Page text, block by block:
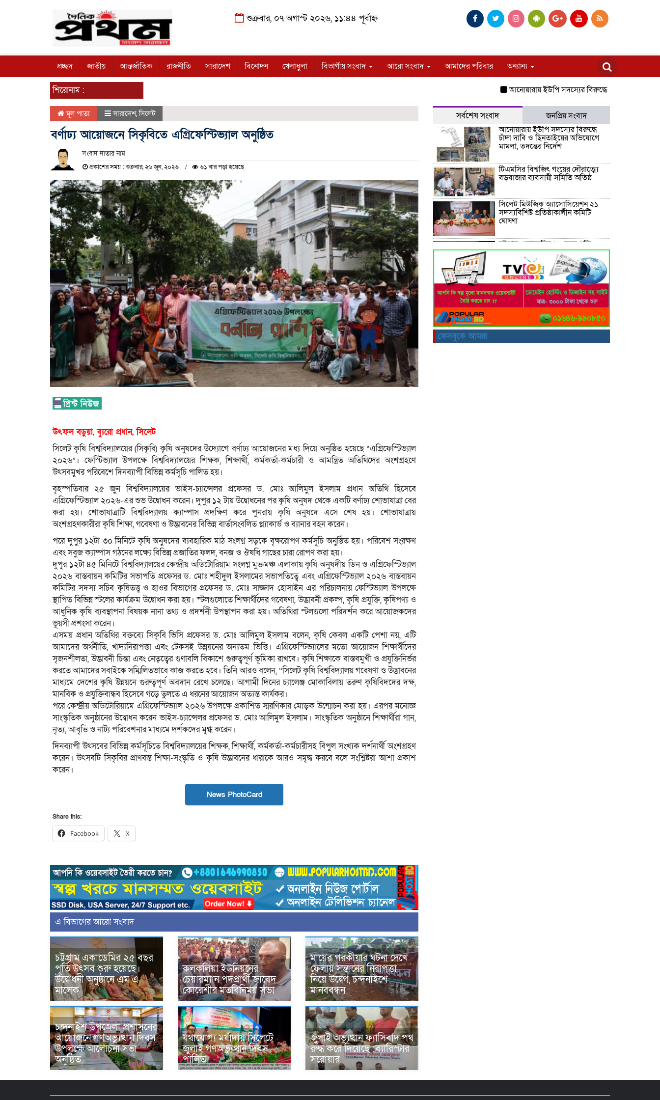
শুক্রবার, ০৭ অগাস্ট ২০২৬, ১১:৪৪ পূর্বাহ্ন
প্রচ্ছদ জাতীয় আন্তর্জাতিক রাজনীতি সারাদেশ বিনোদন খেলাধুলা বিভাগীয় সংবাদ আরো সংবাদ আমাদের পরিবার অন্যান্য
শিরোনাম : আনোয়ারায় ইউপি সদস্যের বিরুদ্ধে চাঁদা দাবি ও
মূল পাতা সারাদেশ,সিলেট
বর্ণাঢ্য আয়োজনে সিকৃবিতে এগ্রিফেস্টিভ্যাল অনুষ্ঠিত
সংবাদ দাতার নাম
প্রকাশের সময় : শুক্রবার, ২৬ জুন, ২০২৬ ৬১ বার পড়া হয়েছে
উৎফল বড়ুয়া, ব্যুরো প্রধান, সিলেট
সিলেট কৃষি বিশ্ববিদ্যালয়ের (সিকৃবি) কৃষি অনুষদের উদ্যোগে বর্ণাঢ্য আয়োজনের মধ্য দিয়ে অনুষ্ঠিত হয়েছে “এগ্রিফেস্টিভ্যাল
২০২৬”। ফেস্টিভ্যাল উপলক্ষে বিশ্ববিদ্যালয়ের শিক্ষক, শিক্ষার্থী, কর্মকর্তা-কর্মচারী ও আমন্ত্রিত অতিথিদের অংশগ্রহণে
উৎসবমুখর পরিবেশে দিনব্যাপী বিভিন্ন কর্মসূচি পালিত হয়।
বৃহস্পতিবার ২৫ জুন বিশ্ববিদ্যালয়ের ভাইস-চ্যান্সেলর প্রফেসর ড. মোঃ আলিমুল ইসলাম প্রধান অতিথি হিসেবে
এগ্রিফেস্টিভ্যাল ২০২৬-এর শুভ উদ্বোধন করেন। দুপুর ১২ টায় উদ্বোধনের পর কৃষি অনুষদ থেকে একটি বর্ণাঢ্য শোভাযাত্রা বের
করা হয়। শোভাযাত্রাটি বিশ্ববিদ্যালয় ক্যাম্পাস প্রদক্ষিণ করে পুনরায় কৃষি অনুষদে এসে শেষ হয়। শোভাযাত্রায়
অংশগ্রহণকারীরা কৃষি শিক্ষা, গবেষণা ও উদ্ভাবনের বিভিন্ন বার্তাসংবলিত প্ল্যাকার্ড ও ব্যানার বহন করেন।
পরে দুপুর ১২টা ৩০ মিনিটে কৃষি অনুষদের ব্যবহারিক মাঠ সংলগ্ন সড়কে বৃক্ষরোপণ কর্মসূচি অনুষ্ঠিত হয়। পরিবেশ সংরক্ষণ
এবং সবুজ ক্যাম্পাস গঠনের লক্ষ্যে বিভিন্ন প্রজাতির ফলদ, বনজ ও ঔষধি গাছের চারা রোপণ করা হয়।
দুপুর ১২টা ৪৫ মিনিটে বিশ্ববিদ্যালয়ের কেন্দ্রীয় অডিটোরিয়াম সংলগ্ন মুক্তমঞ্চ এলাকায় কৃষি অনুষদীয় ডিন ও এগ্রিফেস্টিভ্যাল
২০২৬ বাস্তবায়ন কমিটির সভাপতি প্রফেসর ড. মোঃ শহীদুল ইসলামের সভাপতিত্বে এবং এগ্রিফেস্টিভ্যাল ২০২৬ বাস্তবায়ন
কমিটির সদস্য সচিব কৃষিতত্ত্ব ও হাওর বিভাগের প্রফেসর ড. মোঃ সাজ্জাদ হোসাইন এর পরিচালনায় ফেস্টিভ্যাল উপলক্ষে
স্থাপিত বিভিন্ন স্টলের কার্যক্রম উদ্বোধন করা হয়। স্টলগুলোতে শিক্ষার্থীদের গবেষণা, উদ্ভাবনী প্রকল্প, কৃষি প্রযুক্তি, কৃষিপণ্য ও
আধুনিক কৃষি ব্যবস্থাপনা বিষয়ক নানা তথ্য ও প্রদর্শনী উপস্থাপন করা হয়। অতিথিরা স্টলগুলো পরিদর্শন করে আয়োজকদের
ভূয়সী প্রশংসা করেন।
এসময় প্রধান অতিথির বক্তব্যে সিকৃবি ভিসি প্রফেসর ড. মোঃ আলিমুল ইসলাম বলেন, কৃষি কেবল একটি পেশা নয়, এটি
আমাদের অর্থনীতি, খাদ্যনিরাপত্তা এবং টেকসই উন্নয়নের অন্যতম ভিত্তি। এগ্রিফেস্টিভ্যালের মতো আয়োজন শিক্ষার্থীদের
সৃজনশীলতা, উদ্ভাবনী চিন্তা এবং নেতৃত্বের গুণাবলি বিকাশে গুরুত্বপূর্ণ ভূমিকা রাখবে। কৃষি শিক্ষাকে বাস্তবমুখী ও প্রযুক্তিনির্ভর
করতে আমাদের সবাইকে সম্মিলিতভাবে কাজ করতে হবে। তিনি আরও বলেন, “সিলেট কৃষি বিশ্ববিদ্যালয় গবেষণা ও উদ্ভাবনের
মাধ্যমে দেশের কৃষি উন্নয়নে গুরুত্বপূর্ণ অবদান রেখে চলেছে। আগামী দিনের চ্যালেঞ্জ মোকাবিলায় তরুণ কৃষিবিদদের দক্ষ,
মানবিক ও প্রযুক্তিবান্ধব হিসেবে গড়ে তুলতে এ ধরনের আয়োজন অত্যন্ত কার্যকর।
পরে কেন্দ্রীয় অডিটোরিয়ামে এগ্রিফেস্টিভ্যাল ২০২৬ উপলক্ষে প্রকাশিত স্মরণিকার মোড়ক উন্মোচন করা হয়। এরপর মনোজ্ঞ
সাংস্কৃতিক অনুষ্ঠানের উদ্বোধন করেন ভাইস-চ্যান্সেলর প্রফেসর ড. মোঃ আলিমুল ইসলাম। সাংস্কৃতিক অনুষ্ঠানে শিক্ষার্থীরা গান,
নৃত্য, আবৃত্তি ও নাট্য পরিবেশনার মাধ্যমে দর্শকদের মুগ্ধ করেন।
দিনব্যাপী উৎসবের বিভিন্ন কর্মসূচিতে বিশ্ববিদ্যালয়ের শিক্ষক, শিক্ষার্থী, কর্মকর্তা-কর্মচারীসহ বিপুল সংখ্যক দর্শনার্থী অংশগ্রহণ
করেন। উৎসবটি সিকৃবির প্রাণবন্ত শিক্ষা-সংস্কৃতি ও কৃষি উদ্ভাবনের ধারাকে আরও সমৃদ্ধ করবে বলে সংশ্লিষ্টরা আশা প্রকাশ
করেন।
News PhotoCard
Share this:
Facebook X
এ বিভাগের আরো সংবাদ
চট্টগ্রাম একাডেমির ২৫ বছর
পূর্তি উৎসব শুরু হয়েছে।
উদ্বোধনী অনুষ্ঠানে এম এ
মালেক
কলকলিয়া ইউনিয়নের
চেয়ারম্যান পদপ্রার্থী জাবেদ
কোরেশীর মতবিনিময় সভা
মায়ের পরকীয়ার ঘটনা দেখে
ফেলায় সন্তানের নিরাপত্তা
নিয়ে উদ্বেগ, চন্দনাইশে
মানববন্ধন
চন্দনাইশ উপজেলা প্রশাসনের
আয়োজনে গণঅভ্যুত্থান দিবস
উপলক্ষে আলোচনা সভা
অনুষ্ঠিত
যথাযোগ্য মর্যাদায় সিলেটে
জুলাই গণঅভ্যুত্থান দিবস
পালিত
জুলাই অভ্যূত্থান ফ্যাসিবাদ পথ
রুদ্ধ করে দিয়েছে :ব্যারিস্টার
সরোয়ার
সর্বশেষ সংবাদ
জনপ্রিয় সংবাদ
আনোয়ারায় ইউপি সদস্যের বিরুদ্ধে
চাঁদা দাবি ও ছিনতাইয়ের অভিযোগে
মামলা, তদন্তের নির্দেশ
টিএমসির বিশ্বজিৎ গংয়ের দৌরাত্ম্যে
বড়বাজার ব্যবসায়ী সমিতি অতিষ্ঠ
সিলেট মিউজিক অ্যাসোসিয়েশন ২১
সদস্যবিশিষ্ট প্রতিষ্ঠাকালীন কমিটি
ঘোষণা
চট্টগ্রাম একাডেমির ২৫ বছর পূর্তি
উৎসব শুরু হয়েছে। উদ্বোধনী অনুষ্ঠানে
এম এ মালেক
বাইকার গ্যাং থেকে প্রায় ৩ কোটি টাকার
ইয়াবা উদ্ধার
কলকলিয়া ইউনিয়নের চেয়ারম্যান
পদপ্রার্থী জাবেদ কোরেশীর মতবিনিময়
ফেসবুকে আমরা